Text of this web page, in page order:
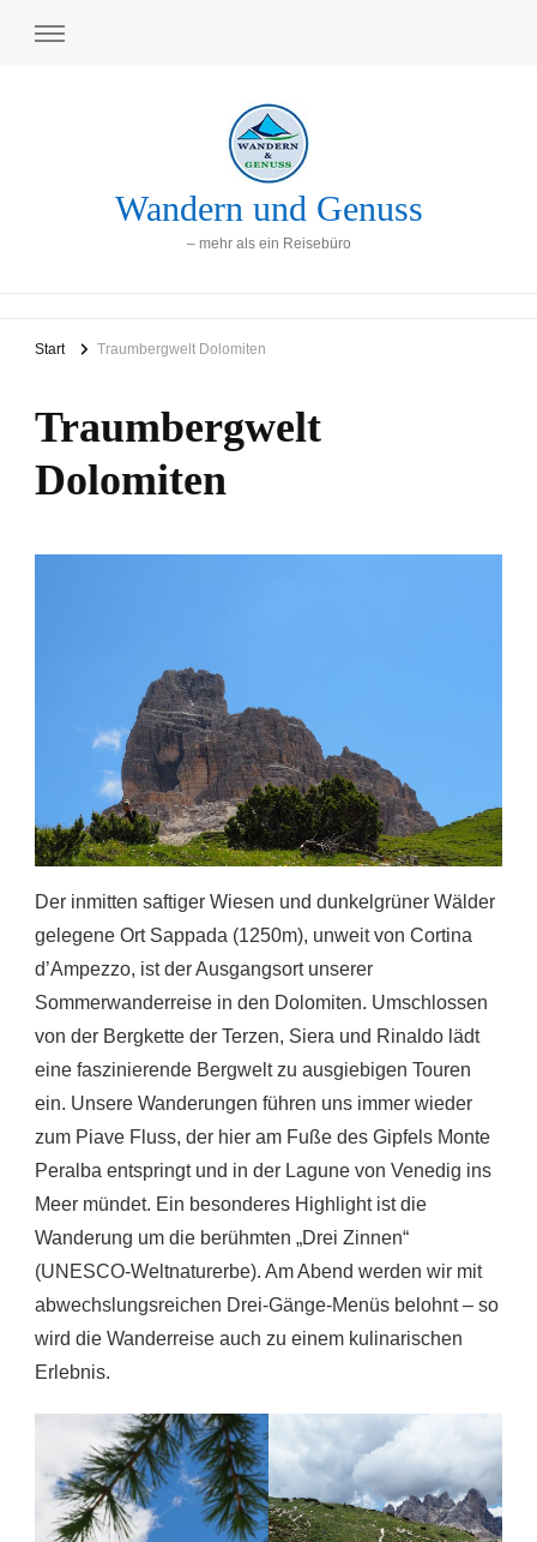
Wandern und Genuss
– mehr als ein Reisebüro
Start Traumbergwelt Dolomiten
Traumbergwelt
Dolomiten
Der inmitten saftiger Wiesen und dunkelgrüner Wälder
gelegene Ort Sappada (1250m), unweit von Cortina
d’Ampezzo, ist der Ausgangsort unserer
Sommerwanderreise in den Dolomiten. Umschlossen
von der Bergkette der Terzen, Siera und Rinaldo lädt
eine faszinierende Bergwelt zu ausgiebigen Touren
ein. Unsere Wanderungen führen uns immer wieder
zum Piave Fluss, der hier am Fuße des Gipfels Monte
Peralba entspringt und in der Lagune von Venedig ins
Meer mündet. Ein besonderes Highlight ist die
Wanderung um die berühmten „Drei Zinnen“
(UNESCO-Weltnaturerbe). Am Abend werden wir mit
abwechslungsreichen Drei-Gänge-Menüs belohnt – so
wird die Wanderreise auch zu einem kulinarischen
Erlebnis.